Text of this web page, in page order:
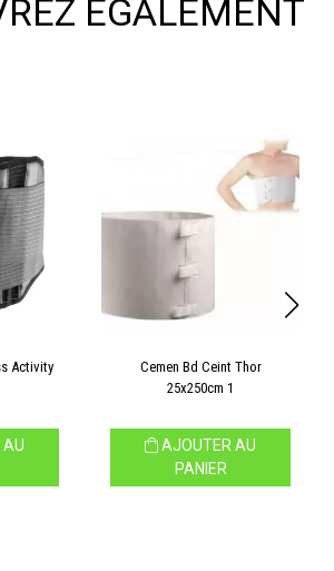
ÉGALEMENT
Activity
Cemen Bd Ceint Thor
25x250cm 1
AJOUTER AU
PANIER